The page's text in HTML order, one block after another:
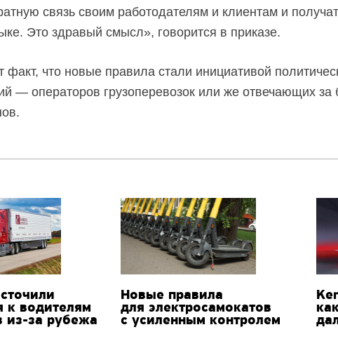
связь своим работодателям и клиентам и
Это здравый смысл», говорится в приказе.
что новые правила стали инициативой
— операторов грузоперевозок или же отвечающих за
к водителям
из-за рубежа
Новые правила
для электросамокатов
с усиленным контролем